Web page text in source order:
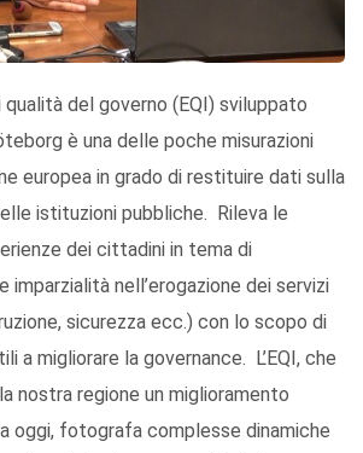
qualità del governo (EQI) sviluppato
è una delle poche misurazioni
europea in grado di restituire dati sulla
istituzioni pubbliche. Rileva le
dei cittadini in tema di
imparzialità nell’erogazione dei servizi
sicurezza ecc.) con lo scopo di
a migliorare la governance. L’EQI, che
nostra regione un miglioramento
oggi, fotografa complesse dinamiche